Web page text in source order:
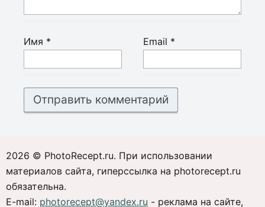
Имя * Email *
2026 © PhotoRecept.ru. При использовании
материалов сайта, гиперссылка на photorecept.ru
обязательна.
E-mail: photorecept@yandex.ru - реклама на сайте,